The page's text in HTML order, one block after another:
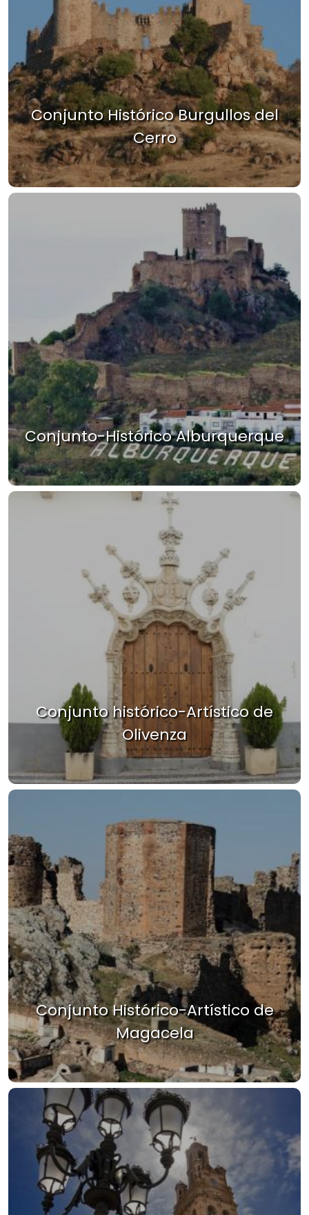
Conjunto Histórico Burgullos del
Cerro
Conjunto-Histórico Alburquerque
Conjunto histórico-Artístico de
Olivenza
Conjunto Histórico-Artístico de
Magacela